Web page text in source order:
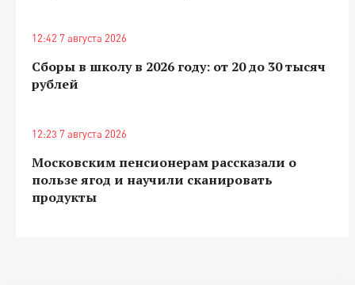
12:42 7 августа 2026
Сборы в школу в 2026 году: от 20 до 30 тысяч
рублей
12:23 7 августа 2026
Московским пенсионерам рассказали о
пользе ягод и научили сканировать
продукты